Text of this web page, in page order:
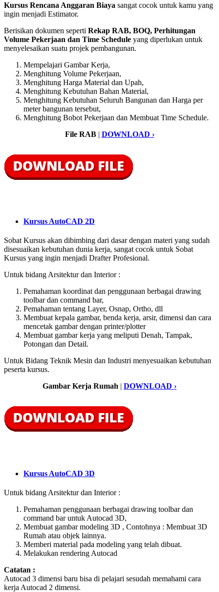
Kursus Rencana Anggaran Biaya sangat cocok untuk kamu yang
ingin menjadi Estimator.
Berisikan dokumen seperti Rekap RAB, BOQ, Perhitungan
Volume Pekerjaan dan Time Schedule yang diperlukan untuk
menyelesaikan suatu projek pembangunan.
Mempelajari Gambar Kerja,
Menghitung Volume Pekerjaan,
Menghitung Harga Material dan Upah,
Menghitung Kebutuhan Bahan Material,
Menghitung Kebutuhan Seluruh Bangunan dan Harga per
meter bangunan tersebut,
Menghitung Bobot Pekerjaan dan Membuat Time Schedule.
File RAB | DOWNLOAD ›
Kursus AutoCAD 2D
Sobat Kursus akan dibimbing dari dasar dengan materi yang sudah
disesuaikan kebutuhan dunia kerja, sangat cocok untuk Sobat
Kursus yang ingin menjadi Drafter Profesional.
Untuk bidang Arsitektur dan Interior :
Pemahaman koordinat dan penggunaan berbagai drawing
toolbar dan command bar,
Pemahaman tentang Layer, Osnap, Ortho, dll
Membuat kepala gambar, benda kerja, arsir, dimensi dan cara
mencetak gambar dengan printer/plotter
Membuat gambar kerja yang meliputi Denah, Tampak,
Potongan dan Detail.
Untuk Bidang Teknik Mesin dan Industri menyesuaikan kebutuhan
peserta kursus.
Gambar Kerja Rumah | DOWNLOAD ›
Kursus AutoCAD 3D
Untuk bidang Arsitektur dan Interior :
Pemahaman penggunaan berbagai drawing toolbar dan
command bar untuk Autocad 3D,
Membuat gambar modeling 3D , Contohnya : Membuat 3D
Rumah atau objek lainnya.
Memberi material pada modeling yang telah dibuat.
Melakukan rendering Autocad
Catatan :
Autocad 3 dimensi baru bisa di pelajari sesudah memahami cara
kerja Autocad 2 dimensi.